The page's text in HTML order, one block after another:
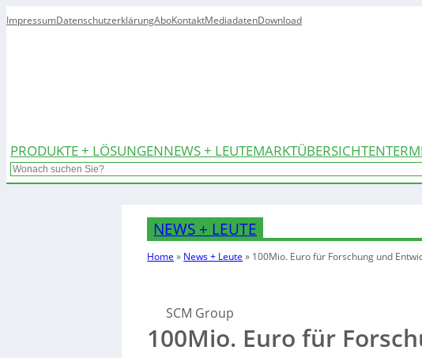
ImpressumDatenschutzerklärungAboKontaktMediadatenDownload
PRODUKTE + LÖSUNGENNEWS + LEUTEMARKTÜBERSICHTEN
Search
NEWS + LEUTE
Home » News + Leute » 100Mio. Euro für Forschung und
SCM Group
100Mio. Euro für